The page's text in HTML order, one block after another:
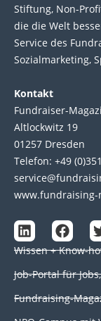
Stif­tung, Non-
die die Welt
Service des
Sozial­marke­ting,
Kontakt
Fundraiser-
Altlockwitz 19
01257 Dresden
Telefon: +49
www.fundraising-
L
i
n
k
e
d
F
a
c
e
b
o
t
Wissen + Know-
Job-Portal für
Fundraising-